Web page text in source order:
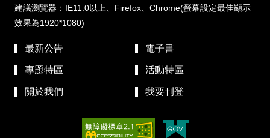
建議瀏覽器：IE11.0以上、Firefox、Chrome(螢幕設定最佳顯示
效果為1920*1080)
最新公告 電子書
專題特區 活動特區
關於我們 我要刊登